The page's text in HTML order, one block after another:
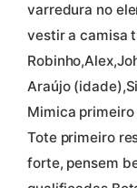
varredura no
vestir a camisa
Araújo
Mimica primeiro
Tote primeiro
forte, pensem